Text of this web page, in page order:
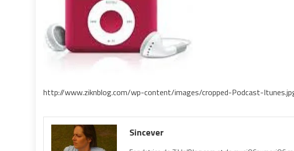
http://www.ziknblog.com/wp-content/images/cropped-Podcast-
Sincever